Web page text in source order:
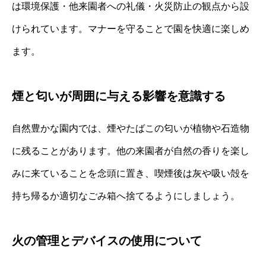
は環境保護・他来園者への礼儀・火災防止の観点から設
けられています。マナーを守ることで園を快適に楽しめ
ます。
煙と匂いが周囲に与える影響を意識する
自然豊かな園内では、煙やたばこの匂いが植物や石造物
に残ることがあります。他の来園者が自然の香りを楽し
みに来ていることを念頭に置き、喫煙後は灰や吸い殻を
持ち帰るか適切なごみ箱へ捨てるようにしましょう。
火の管理とデバイスの使用について